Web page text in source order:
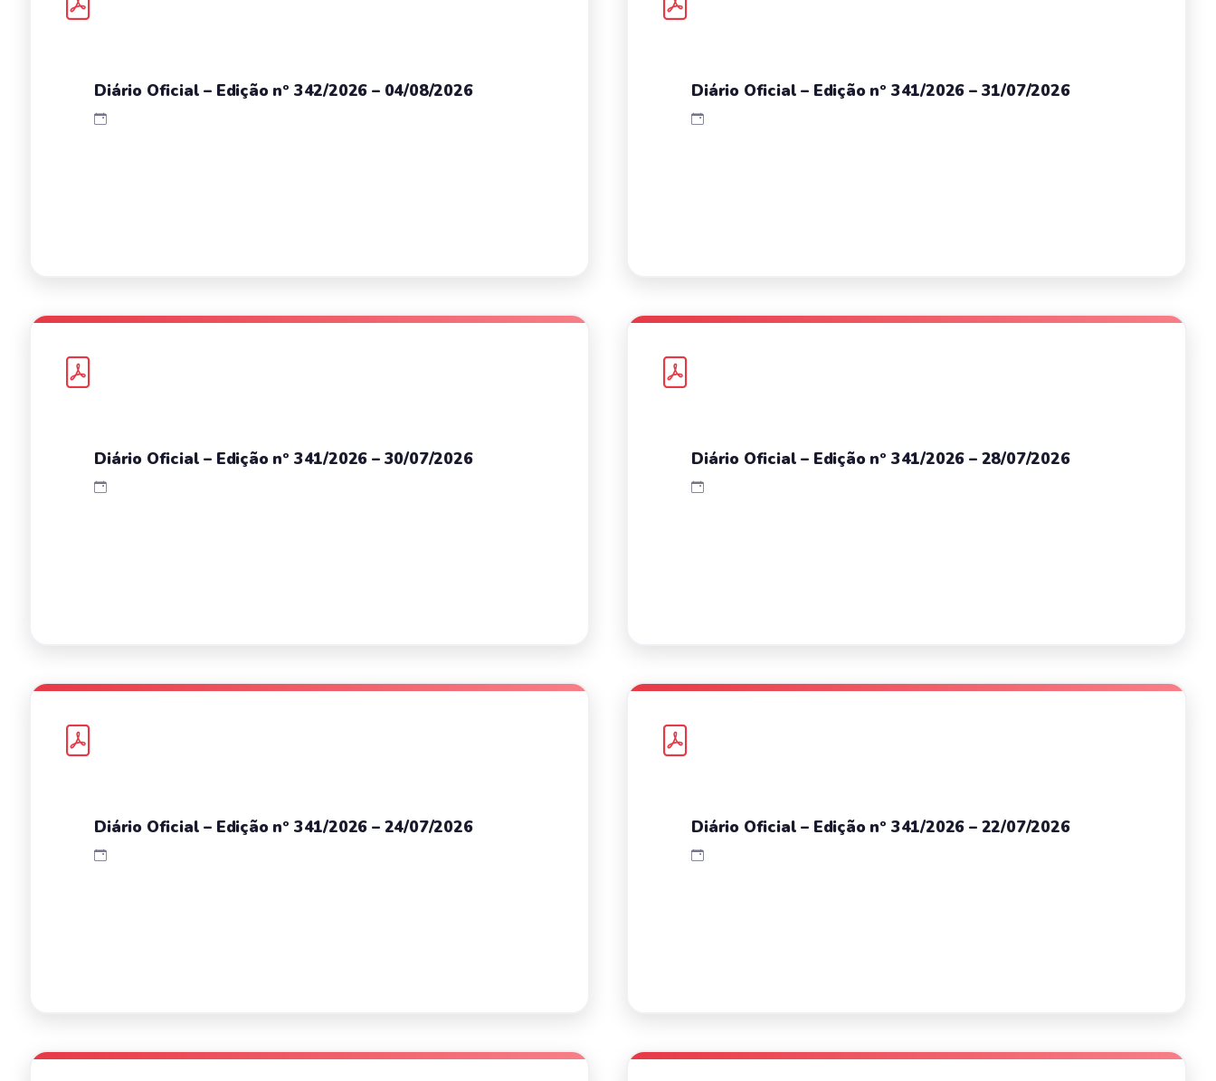
Diário Oficial – Edição nº 342/2026 – 04/08/2026 Diário Oficial – Edição nº 341/2026 – 31/07/2026
Diário Oficial – Edição nº 341/2026 – 30/07/2026 Diário Oficial – Edição nº 341/2026 – 28/07/2026
Diário Oficial – Edição nº 341/2026 – 24/07/2026 Diário Oficial – Edição nº 341/2026 – 22/07/2026